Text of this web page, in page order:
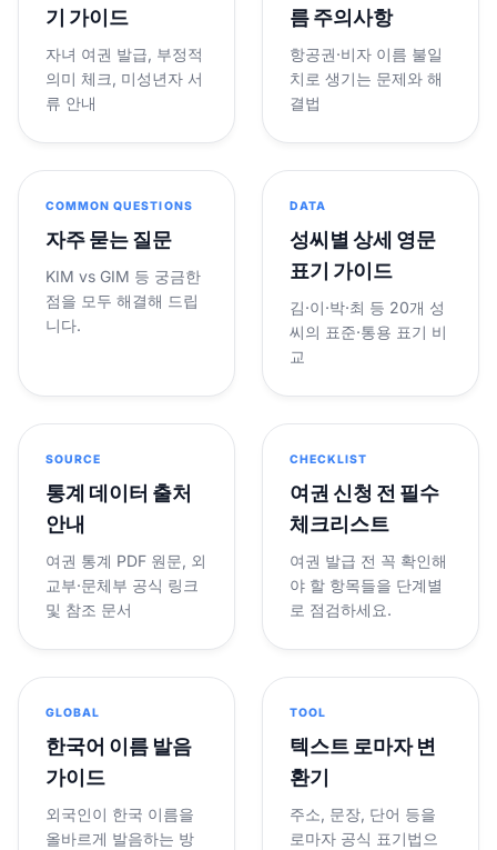
기 가이드
자녀 여권 발급, 부정적
의미 체크, 미성년자 서
류 안내
름 주의사항
항공권·비자 이름 불일
치로 생기는 문제와 해
결법
COMMON QUESTIONS
자주 묻는 질문
KIM vs GIM 등 궁금한
점을 모두 해결해 드립
니다.
DATA
성씨별 상세 영문
표기 가이드
김·이·박·최 등 20개 성
씨의 표준·통용 표기 비
교
SOURCE
통계 데이터 출처
안내
여권 통계 PDF 원문, 외
교부·문체부 공식 링크
및 참조 문서
CHECKLIST
여권 신청 전 필수
체크리스트
여권 발급 전 꼭 확인해
야 할 항목들을 단계별
로 점검하세요.
GLOBAL
한국어 이름 발음
가이드
외국인이 한국 이름을
올바르게 발음하는 방
TOOL
텍스트 로마자 변
환기
주소, 문장, 단어 등을
로마자 공식 표기법으